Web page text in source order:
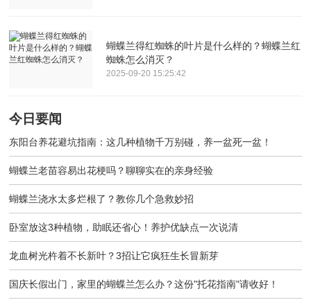
蝴蝶兰得红蜘蛛的叶片是什么样的？蝴蝶兰红
蜘蛛怎么消灭？
2025-09-20 15:25:42
今日要闻
东阳台养花避坑指南：这几种植物千万别碰，养一盆死一盆！
蝴蝶兰老苗容易出花梗吗？聊聊实在的亲身经验
蝴蝶兰浇水太多烂根了？教你几个急救妙招
卧室放这3种植物，助眠还省心！养护优缺点一次说清
龙血树光杵着不长新叶？3招让它疯狂生长冒新芽
国庆长假出门，家里的蝴蝶兰怎么办？这份"托花指南"请收好！